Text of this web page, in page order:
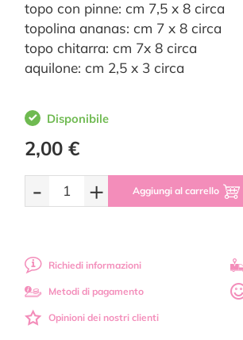
topo con pinne: cm 7,5 x 8 circa
topolina ananas: cm 7 x 8 circa
topo chitarra: cm 7x 8 circa
aquilone: cm 2,5 x 3 circa
Disponibile
2,00 €
- + Aggiungi al carrello
Richiedi informazioni
Metodi di pagamento
Opinioni dei nostri clienti